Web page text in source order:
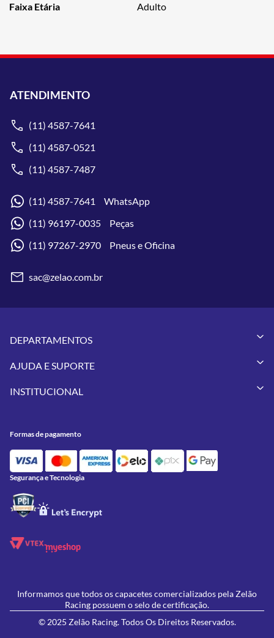
Faixa Etária Adulto
ATENDIMENTO
(11) 4587-7641
(11) 4587-0521
(11) 4587-7487
(11) 4587-7641 WhatsApp
(11) 96197-0035 Peças
(11) 97267-2970 Pneus e Oficina
sac@zelao.com.br
DEPARTAMENTOS
Vestuários
Pneus
Utilidades
Feminino
Lançamentos
AJUDA E SUPORTE
Meus Pedidos
Política de Privacidade
Política de Campanhas e promoções
INSTITUCIONAL
Contato
Oficina/Serviços
Formas de pagamento
Segurança e Tecnologia
Informamos que todos os capacetes comercializados pela Zelão
Racing possuem o selo de certificação.
© 2025 Zelão Racing. Todos Os Direitos Reservados.